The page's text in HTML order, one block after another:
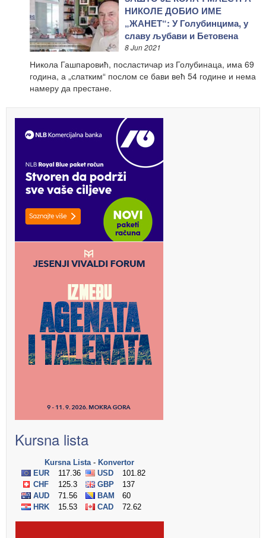
НИКОЛЕ ДОБИО ИМЕ
„ЖАНЕТ“: У Голубинцима, у
славу љубави и Бетовена
8 Jun 2021
Никола Гашпаровић, посластичар из Голубинаца, има 69
година, а „слатким“ послом се бави већ 54 године и нема
намеру да престане.
Kursna lista